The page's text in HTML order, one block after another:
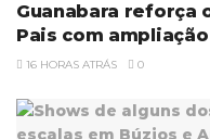
Guanabara reforça
Pais com
16 HORAS ATRÁS 0